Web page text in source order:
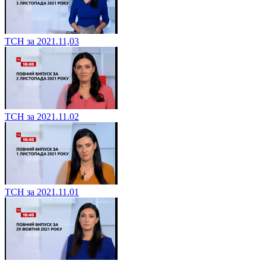
ТСН за 2021.11,03
ТСН за 2021.11.02
ТСН за 2021.11.01